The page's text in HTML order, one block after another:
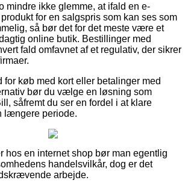
mindre ikke glemme, at ifald en e-
for en salgspris som kan ses som
så bør det for det meste være et
online butik. Bestillinger med
fald omfavnet af et regulativ, der sikrer
for køb med kort eller betalinger med
bør du vælge en løsning som
såfremt du ser en fordel i at klare
længere periode.
hos en internet shop bør man egentlig
handelsvilkår, dog er det
arbejde.